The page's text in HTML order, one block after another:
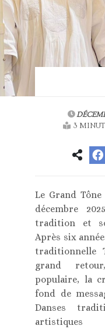
3
Le Grand
décembre
tradition et
Après six
traditionnelle
grand
populaire, la
fond de
Danses